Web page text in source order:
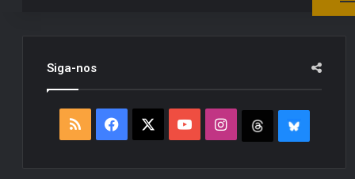
Siga-nos
R
F
Y
I